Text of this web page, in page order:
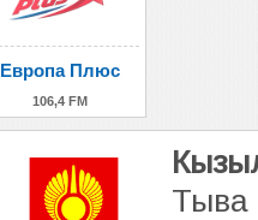
Европа Плюс
106,4 FM
Тыва